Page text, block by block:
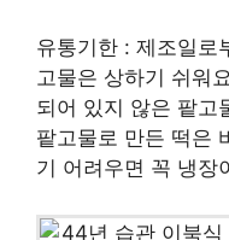
유통기한 : 제조일로
고물은 상하기 쉬워
되어 있지 않은 팥고
팥고물로 만든 떡은
기 어려우면 꼭 냉장